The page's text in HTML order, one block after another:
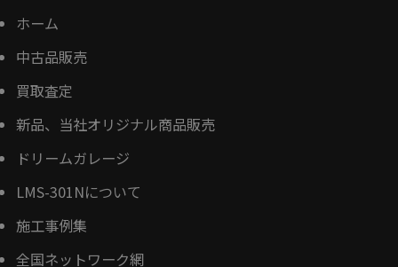
ホーム
中古品販売
買取査定
新品、当社オリジナル商品販売
ドリームガレージ
LMS-301Nについて
施工事例集
全国ネットワーク網